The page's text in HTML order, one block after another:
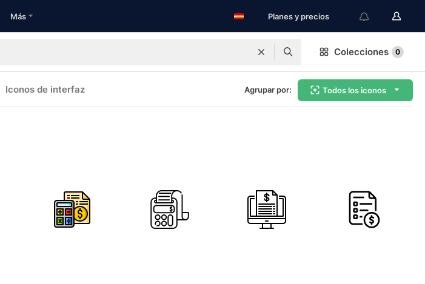
Más Planes y precios
Colecciones 0
Iconos de interfaz Agrupar por: Todos los iconos